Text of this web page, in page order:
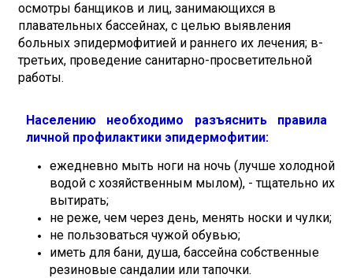
осмотры банщиков и лиц, занимающихся в
плавательных бассейнах, с целью выявления
больных эпидермофитией и раннего их лечения; в-
третьих, проведение санитарно-просветительной
работы.
Населению необходимо разъяснить правила
личной профилактики эпидермофитии:
ежедневно мыть ноги на ночь (лучше холодной
водой с хозяйственным мылом), - тщательно их
вытирать;
не реже, чем через день, менять носки и чулки;
не пользоваться чужой обувью;
иметь для бани, душа, бассейна собственные
резиновые сандалии или тапочки.